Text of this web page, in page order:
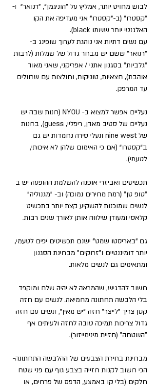
לבוש מחויט יותר, אמליץ על "הוניגמן", "רנואר"  ו-
"קסטרו" (ב-"קסטרו" אני מעדיפה את הקו
האלגנטי יותר ששמו black).
עם נשים דתיות אני נוהגת לערוך שופינג ב-
"רנואר" ששם יש מבחר גדול של שמלות (לרבות
"גלביות" בסגנון אתני / אפריקני, שאני מאוד
אוהבת), חצאיות, טוניקות, וחולצות עם שרוולים
עד המרפק.
נעליים אפשר למצוא ב- NYOU (חנות שבה יש
נעליים של סטיב מאדן, ריפליי, guess), בחנות
של nine west ונעלי סירה נחמדות יש גם
ב"קסטרו" (אם כי האימום שלהן לא איכותי,
לטעמי).
תכשיטים ואביזרי אופנה להשלמת ההופעה יש ב
"טופ טן" (רמת מחירים נמוכה) וב- "מגנוליה"
לנשים שמוכנות להשקיע קצת יותר בתכשיט
קלאסי ומעודן שילווה אותן לאורך שנים רבות.
גם "באריסטו שמט" ישנם תכשיטים יפים לטעמי,
יותר דומיננטיים ו"זרוקים" מבחינת הסגנון
ומתאימים גם לנשים מלאות.
חשוב להדגיש, שהמראה לא יהיה שלם ומוקפד
בלי הלבשה תחתונה מחמיאה. לנשים עם חזה
קטן צריך "לייצר" חזה "יש מאין", ונשים עם חזה
גדול צריכות תמיכה טובה לחזה ולעיתים אף
"השטחה" (חזיית מינימייזור).
מבחינת בחירת הצבעים של ההלבשה התחתונה-
הכי חשוב לקנות חזייה בצבע גוף עם פני שטח
חלקים (בלי קו באמצע, הדפס של פרחים, או